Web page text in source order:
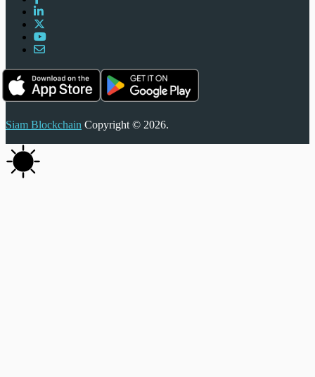
Siam Blockchain Copyright © 2026.